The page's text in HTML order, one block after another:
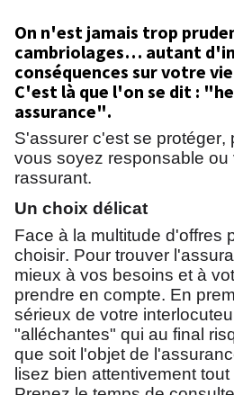
On n'est jamais trop
cambriolages… autant
conséquences sur votre
C'est là que l'on se dit :
assurance".
S'assurer c'est se protéger,
vous soyez responsable
rassurant.
Un choix délicat
Face à la multitude d'offres
choisir. Pour trouver
mieux à vos besoins et à
prendre en compte. En
sérieux de votre
"alléchantes" qui au final
que soit l'objet de
lisez bien attentivement